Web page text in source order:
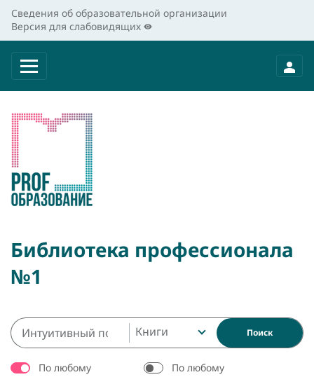
Сведения об образовательной организации
Версия для слабовидящих
Библиотека профессионала
№1
Книги Поиск
По любому
По любому